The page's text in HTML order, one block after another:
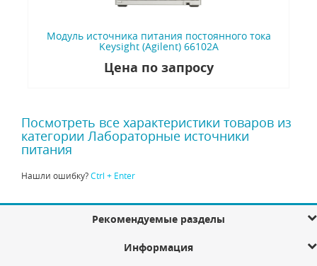
Модуль источника питания постоянного тока
Keysight (Agilent) 66102A
Цена по запросу
Посмотреть все характеристики товаров из
категории Лабораторные источники
питания
Нашли ошибку?Ctrl + Enter
Рекомендуемые разделы
Информация